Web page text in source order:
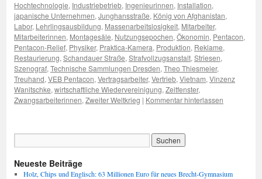
Hochtechnologie, Industriebetrieb, Ingenieurinnen, Installation,
japanische Unternehmen, Junghansstraße, König von Afghanistan,
Labor, Lehrlingsausbildung, Massenarbeitslosigkeit, Mitarbeiter,
Mitarbeiterinnen, Montagesäle, Nutzungsepochen, Ökonomin, Pentacon,
Pentacon-Relief, Physiker, Praktica-Kamera, Produktion, Reklame,
Restaurierung, Schandauer Straße, Strafvollzugsanstalt, Striesen,
Szenograf, Technische Sammlungen Dresden, Theo Thiesmeier,
Treuhand, VEB Pentacon, Vertragsarbeiter, Vertrieb, Vietnam, Vinzenz
Wanitschke, wirtschaftliche Wiedervereinigung, Zeitfenster,
Zwangsarbeiterinnen, Zweiter Weltkrieg | Kommentar hinterlassen
Neueste Beiträge
Holz, Chips und Englisch: 63 Millionen Euro für neues Brecht-Gymnasium